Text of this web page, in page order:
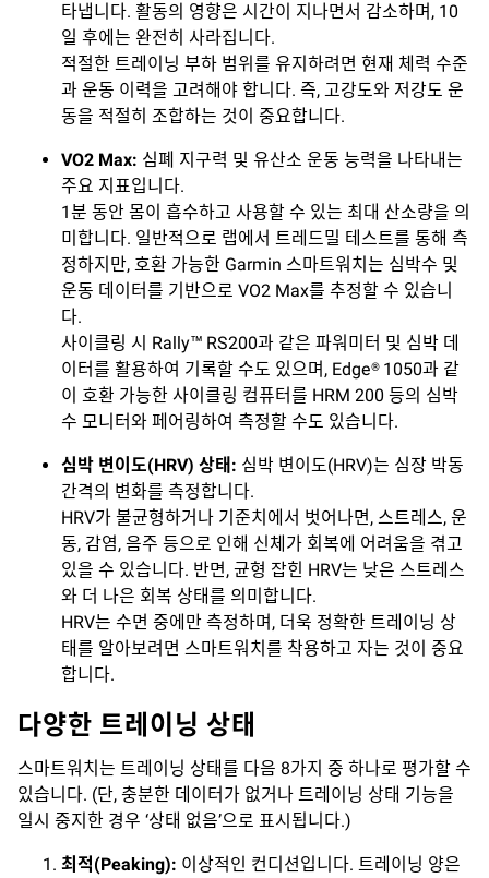
타냅니다. 활동의 영향은 시간이 지나면서 감소하며, 10
일 후에는 완전히 사라집니다.
적절한 트레이닝 부하 범위를 유지하려면 현재 체력 수준
과 운동 이력을 고려해야 합니다. 즉, 고강도와 저강도 운
동을 적절히 조합하는 것이 중요합니다.
VO2 Max: 심폐 지구력 및 유산소 운동 능력을 나타내는
주요 지표입니다.
1분 동안 몸이 흡수하고 사용할 수 있는 최대 산소량을 의
미합니다. 일반적으로 랩에서 트레드밀 테스트를 통해 측
정하지만, 호환 가능한 Garmin 스마트워치는 심박수 및
운동 데이터를 기반으로 VO2 Max를 추정할 수 있습니
다.
사이클링 시 Rally™ RS200과 같은 파워미터 및 심박 데
이터를 활용하여 기록할 수도 있으며, Edge® 1050과 같
이 호환 가능한 사이클링 컴퓨터를 HRM 200 등의 심박
수 모니터와 페어링하여 측정할 수도 있습니다.
심박 변이도(HRV) 상태 : 심박 변이도(HRV)는 심장 박동
간격의 변화를 측정합니다.
HRV가 불균형하거나 기준치에서 벗어나면, 스트레스, 운
동, 감염, 음주 등으로 인해 신체가 회복에 어려움을 겪고
있을 수 있습니다. 반면, 균형 잡힌 HRV는 낮은 스트레스
와 더 나은 회복 상태를 의미합니다.
HRV는 수면 중에만 측정하며, 더욱 정확한 트레이닝 상
태를 알아보려면 스마트워치를 착용하고 자는 것이 중요
합니다.
다양한 트레이닝 상태
스마트워치는 트레이닝 상태를 다음 8가지 중 하나로 평가할 수
있습니다. (단, 충분한 데이터가 없거나 트레이닝 상태 기능을
일시 중지한 경우 ‘상태 없음’으로 표시됩니다.)
최적(Peaking): 이상적인 컨디션입니다. 트레이닝 양은